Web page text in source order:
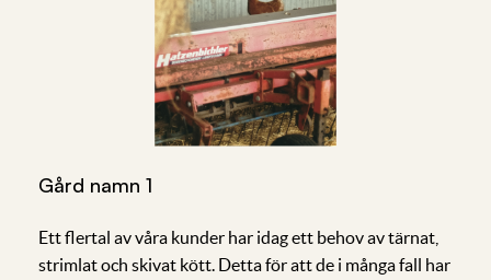
Gård namn 1
Ett flertal av våra kunder har idag ett behov av tärnat,
strimlat och skivat kött. Detta för att de i många fall har